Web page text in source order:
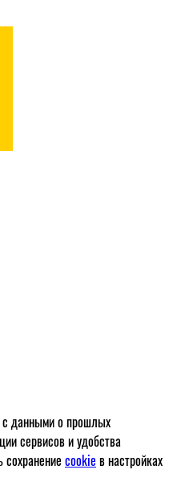
данными о прошлых
сервисов и удобства
cookie в настройках